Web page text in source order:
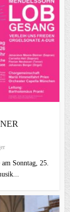
Sonntag, 25.